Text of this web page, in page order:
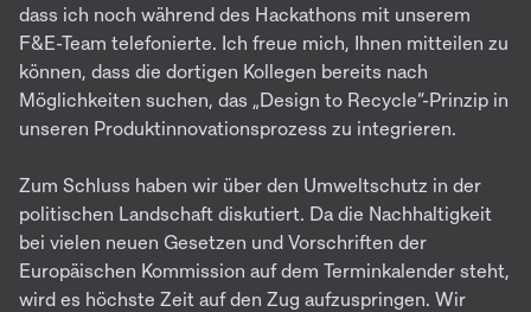
dass ich noch während des Hackathons mit unserem
F&E-Team telefonierte. Ich freue mich, Ihnen mitteilen zu
können, dass die dortigen Kollegen bereits nach
Möglichkeiten suchen, das „Design to Recycle“-Prinzip in
unseren Produktinnovationsprozess zu integrieren.
Zum Schluss haben wir über den Umweltschutz in der
politischen Landschaft diskutiert. Da die Nachhaltigkeit
bei vielen neuen Gesetzen und Vorschriften der
Europäischen Kommission auf dem Terminkalender steht,
wird es höchste Zeit auf den Zug aufzuspringen. Wir